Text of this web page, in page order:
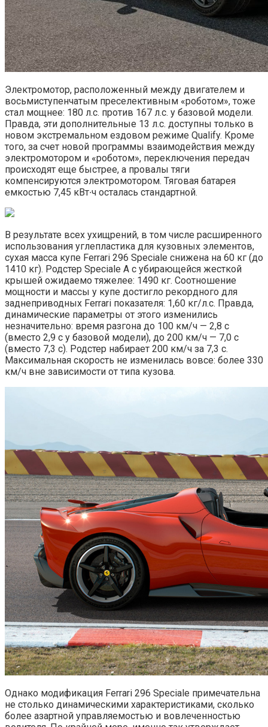
Электромотор, расположенный между двигателем и
восьмиступенчатым преселективным «роботом», тоже
стал мощнее: 180 л.с. против 167 л.с. у базовой модели.
Правда, эти дополнительные 13 л.с. доступны только в
новом экстремальном ездовом режиме Qualify. Кроме
того, за счет новой программы взаимодействия между
электромотором и «роботом», переключения передач
происходят еще быстрее, а провалы тяги
компенсируются электромотором. Тяговая батарея
емкостью 7,45 кВт∙ч осталась стандартной.
В результате всех ухищрений, в том числе расширенного
использования углепластика для кузовных элементов,
сухая масса купе Ferrari 296 Speciale снижена на 60 кг (до
1410 кг). Родстер Speciale A с убирающейся жесткой
крышей ожидаемо тяжелее: 1490 кг. Соотношение
мощности и массы у купе достигло рекордного для
заднеприводных Ferrari показателя: 1,60 кг/л.с. Правда,
динамические параметры от этого изменились
незначительно: время разгона до 100 км/ч — 2,8 с
(вместо 2,9 с у базовой модели), до 200 км/ч — 7,0 с
(вместо 7,3 с). Родстер набирает 200 км/ч за 7,3 с.
Максимальная скорость не изменилась вовсе: более 330
км/ч вне зависимости от типа кузова.
Однако модификация Ferrari 296 Speciale примечательна
не столько динамическими характеристиками, сколько
более азартной управляемостью и вовлеченностью